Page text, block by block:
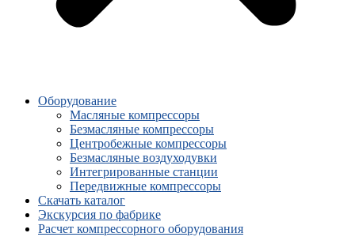
Оборудование
Масляные компрессоры
Безмасляные компрессоры
Центробежные компрессоры
Безмасляные воздуходувки
Интегрированные станции
Передвижные компрессоры
Скачать каталог
Экскурсия по фабрике
Расчет компрессорного оборудования